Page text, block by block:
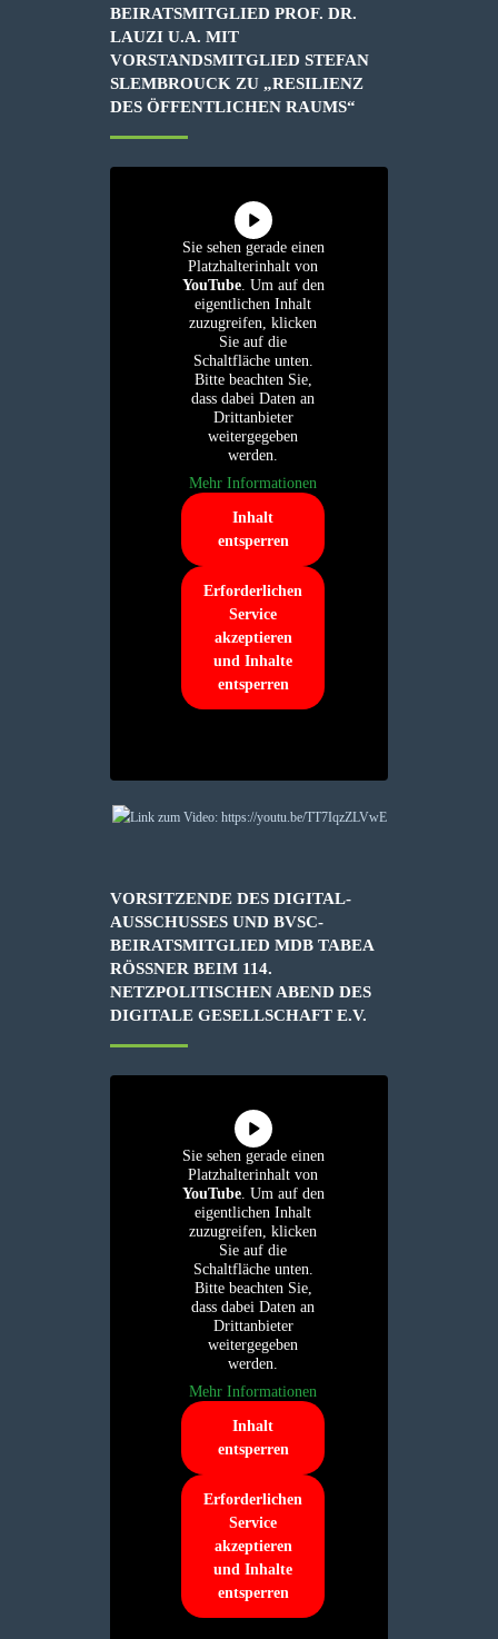
BEIRATSMITGLIED PROF. DR.
LAUZI U.A. MIT
VORSTANDSMITGLIED STEFAN
SLEMBROUCK ZU „RESILIENZ
DES ÖFFENTLICHEN RAUMS“
Sie sehen gerade einen
Platzhalterinhalt von
YouTube. Um auf den
eigentlichen Inhalt
zuzugreifen, klicken
Sie auf die
Schaltfläche unten.
Bitte beachten Sie,
dass dabei Daten an
Drittanbieter
weitergegeben
werden.
Mehr Informationen
Inhalt
entsperren
Erforderlichen
Service
akzeptieren
und Inhalte
entsperren
VORSITZENDE DES DIGITAL-
AUSSCHUSSES UND BVSC-
BEIRATSMITGLIED MDB TABEA
RÖSSNER BEIM 114. N
ETZPOLITISCHEN ABEND DES D
IGITALE GESELLSCHAFT E.V.
Sie sehen gerade einen
Platzhalterinhalt von
YouTube. Um auf den
eigentlichen Inhalt
zuzugreifen, klicken
Sie auf die
Schaltfläche unten.
Bitte beachten Sie,
dass dabei Daten an
Drittanbieter
weitergegeben
werden.
Mehr Informationen
Inhalt
entsperren
Erforderlichen
Service
akzeptieren
und Inhalte
entsperren